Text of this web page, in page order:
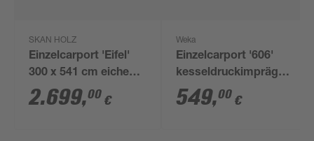
SKAN HOLZ
Einzelcarport 'Eifel'
300 x 541 cm eiche
hell mit Bogen
2.699,00 €
Weka
Einzelcarport '606'
kesseldruckimprägniert
300 x 500 cm
549,00 €